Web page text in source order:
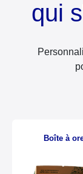
qui
Boîte à